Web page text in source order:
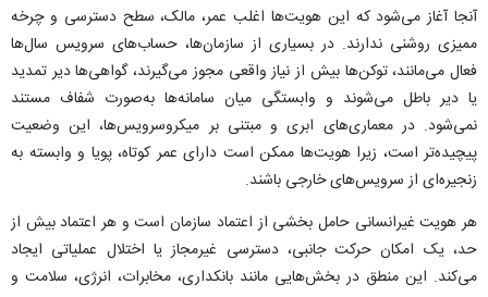
آنجا آغاز می‌شود که این هویت‌ها اغلب عمر، مالک، سطح دسترسی و چرخه
ممیزی روشنی ندارند. در بسیاری از سازمان‌ها، حساب‌های سرویس سال‌ها
فعال می‌مانند، توکن‌ها بیش از نیاز واقعی مجوز می‌گیرند، گواهی‌ها دیر تمدید
یا دیر باطل می‌شوند و وابستگی میان سامانه‌ها به‌صورت شفاف مستند
نمی‌شود. در معماری‌های ابری و مبتنی بر میکروسرویس‌ها، این وضعیت
پیچیده‌تر است، زیرا هویت‌ها ممکن است دارای عمر کوتاه، پویا و وابسته به
زنجیره‌ای از سرویس‌های خارجی باشند.
هر هویت غیرانسانی حامل بخشی از اعتماد سازمان است و هر اعتماد بیش از
حد، یک امکان حرکت جانبی، دسترسی غیرمجاز یا اختلال عملیاتی ایجاد
می‌کند. این منطق در بخش‌هایی مانند بانکداری، مخابرات، انرژی، سلامت و